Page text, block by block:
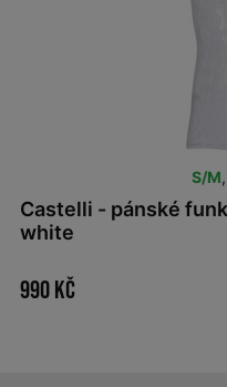
S/M,
Castelli - pánské
white
990 Kč